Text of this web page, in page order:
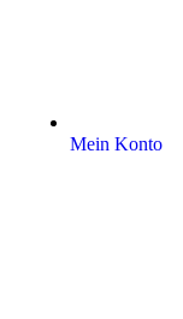
Mein Konto